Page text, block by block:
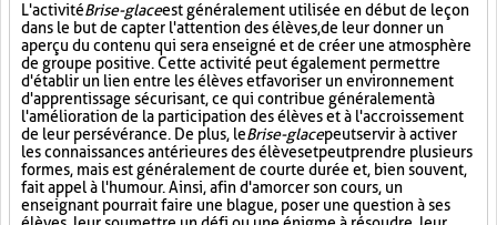
L'activitéBrise-glaceest généralement utilisée en début de leçon
dans le but de capter l'attention des élèves, de leur donner un
aperçu du contenu qui sera enseigné et de créer une atmosphère
de groupe positive. Cette activité peut également permettre
d'établir un lien entre les élèves et favoriser un environnement
d'apprentissage sécurisant, ce qui contribue généralement à
l'amélioration de la participation des élèves et à l'accroissement
de leur persévérance. De plus, leBrise-glacepeut servir à activer
les connaissances antérieures des élèves et peut prendre plusieurs
formes, mais est généralement de courte durée et, bien souvent,
fait appel à l'humour. Ainsi, afin d'amorcer son cours, un
enseignant pourrait faire une blague, poser une question à ses